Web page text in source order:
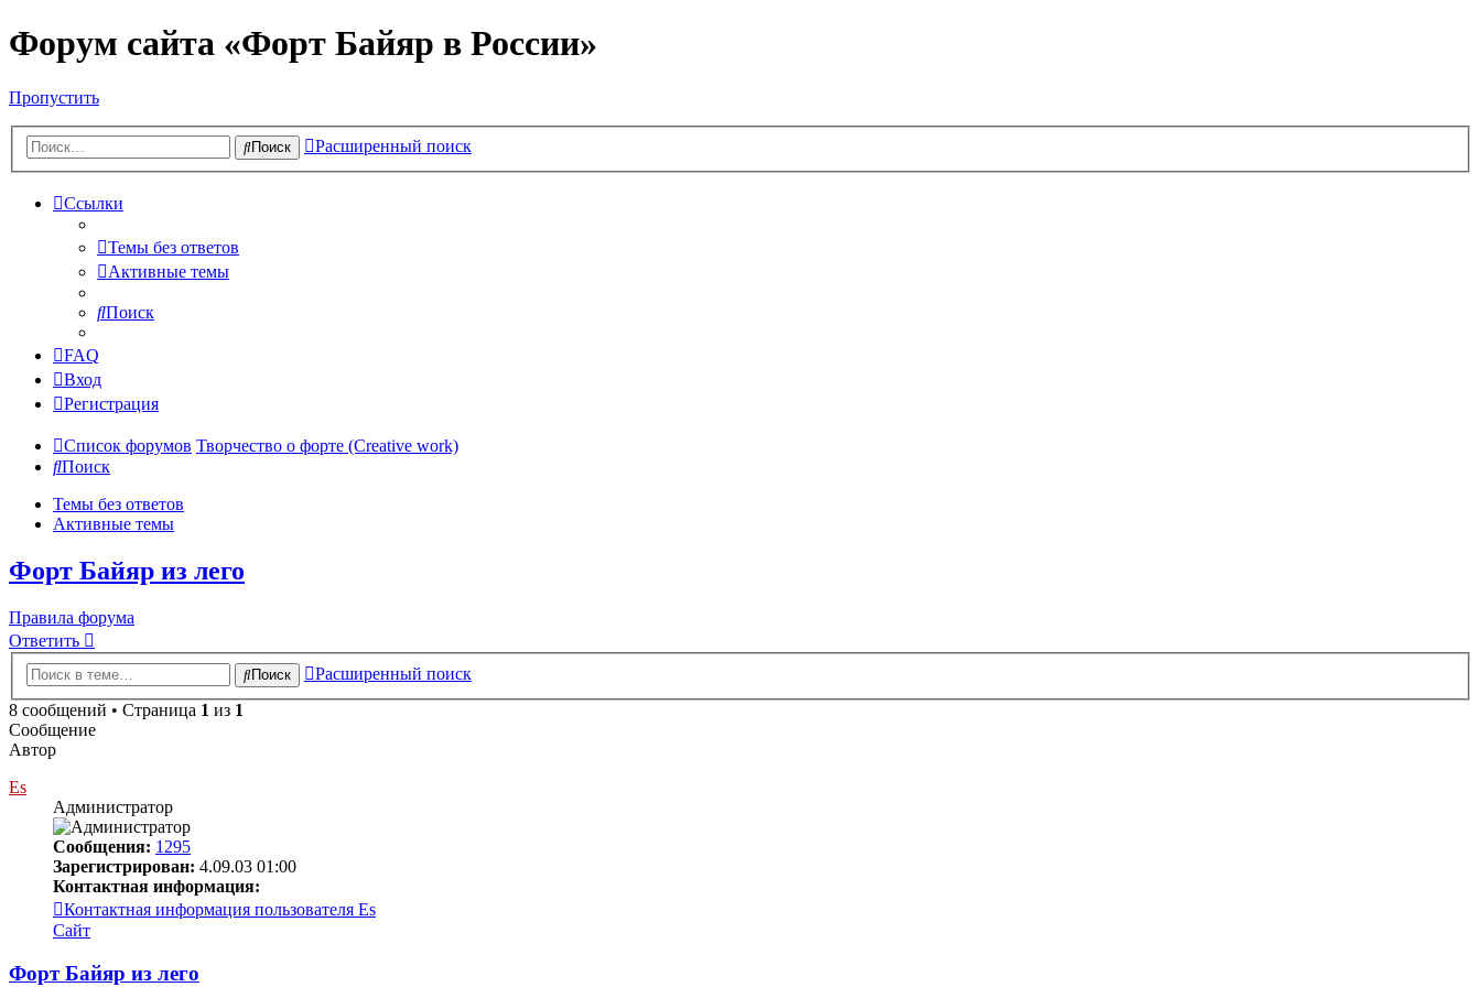
Форум сайта «Форт Байяр в России»
Пропустить
Поиск Расширенный поиск
Ссылки
Темы без ответов
Активные темы
Поиск
FAQ
Вход
Регистрация
Список форумов Творчество о форте (Creative work)
Поиск
Темы без ответов
Активные темы
Форт Байяр из лего
Правила форума
Ответить
Поиск
Расширенный поиск
8 сообщений • Страница 1 из 1
Сообщение
Автор
Es
Администратор
Сообщения: 1295
Зарегистрирован: 4.09.03 01:00
Контактная информация:
Контактная информация пользователя Es
Сайт
Форт Байяр из лего